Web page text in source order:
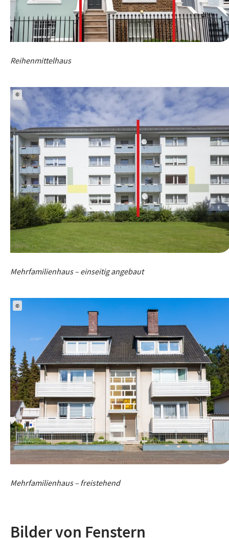
Reihenmittelhaus
©
Mehrfamilienhaus – einseitig angebaut
©
Mehrfamilienhaus – freistehend
Bilder von Fenstern